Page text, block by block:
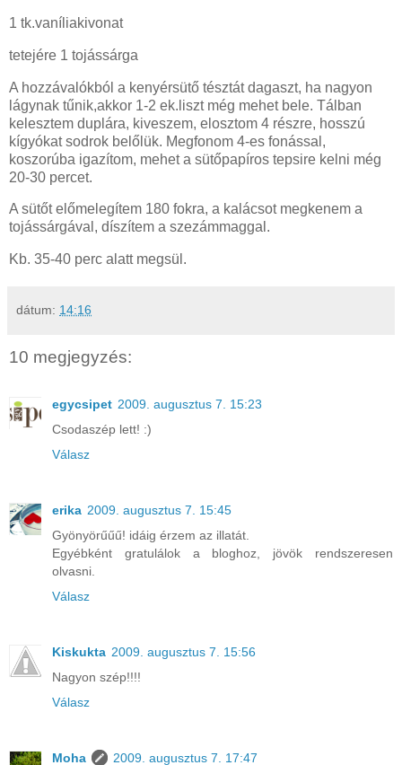
1 tk.vaníliakivonat
tetejére 1 tojássárga
A hozzávalókból a kenyérsütő tésztát dagaszt, ha nagyon
lágynak tűnik,akkor 1-2 ek.liszt még mehet bele. Tálban
kelesztem duplára, kiveszem, elosztom 4 részre, hosszú
kígyókat sodrok belőlük. Megfonom 4-es fonással,
koszorúba igazítom, mehet a sütőpapíros tepsire kelni még
20-30 percet.
A sütőt előmelegítem 180 fokra, a kalácsot megkenem a
tojássárgával, díszítem a szezámmaggal.
Kb. 35-40 perc alatt megsül.
dátum: 14:16
10 megjegyzés:
egycsipet 2009. augusztus 7. 15:23
Csodaszép lett! :)
Válasz
erika 2009. augusztus 7. 15:45
Gyönyörűűű! idáig érzem az illatát.
Egyébként gratulálok a bloghoz, jövök rendszeresen
olvasni.
Válasz
Kiskukta 2009. augusztus 7. 15:56
Nagyon szép!!!!
Válasz
Moha
2009. augusztus 7. 17:47